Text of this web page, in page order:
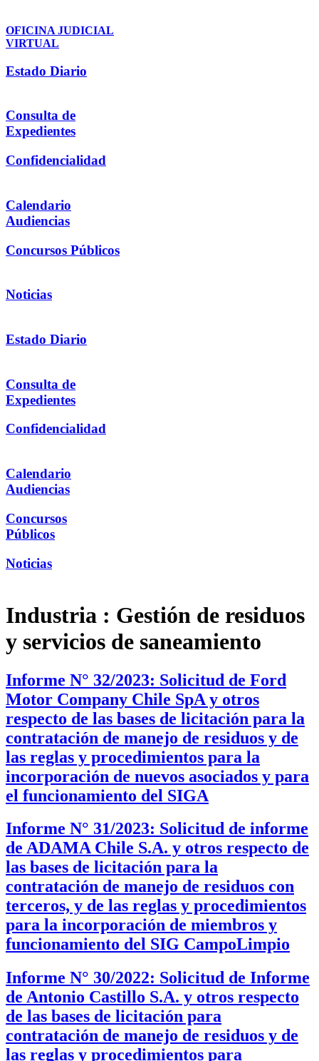
OFICINA JUDICIAL
VIRTUAL
Estado Diario
Consulta de
Expedientes
Confidencialidad
Calendario
Audiencias
Concursos Públicos
Noticias
Estado Diario
Consulta de
Expedientes
Confidencialidad
Calendario
Audiencias
Concursos
Públicos
Noticias
Industria : Gestión de residuos
y servicios de saneamiento
Informe N° 32/2023: Solicitud de Ford
Motor Company Chile SpA y otros
respecto de las bases de licitación para la
contratación de manejo de residuos y de
las reglas y procedimientos para la
incorporación de nuevos asociados y para
el funcionamiento del SIGA
Informe N° 31/2023: Solicitud de informe
de ADAMA Chile S.A. y otros respecto de
las bases de licitación para la
contratación de manejo de residuos con
terceros, y de las reglas y procedimientos
para la incorporación de miembros y
funcionamiento del SIG CampoLimpio
Informe N° 30/2022: Solicitud de Informe
de Antonio Castillo S.A. y otros respecto
de las bases de licitación para
contratación de manejo de residuos y de
las reglas y procedimientos para